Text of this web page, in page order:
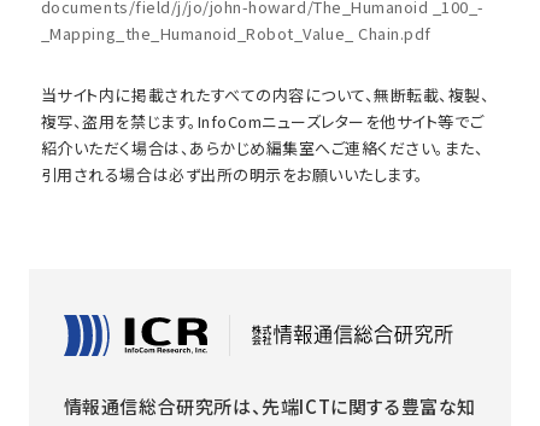
documents/field/j/jo/john-howard/The_Humanoid _100_-
_Mapping_the_Humanoid_Robot_Value_ Chain.pdf
当サイト内に掲載されたすべての内容について、無断転載、複製、
複写、盗用を禁じます。InfoComニューズレターを他サイト等でご
紹介いただく場合は、あらかじめ編集室へご連絡ください。また、
引用される場合は必ず出所の明示をお願いいたします。
情報通信総合研究所は、先端ICTに関する豊富な知